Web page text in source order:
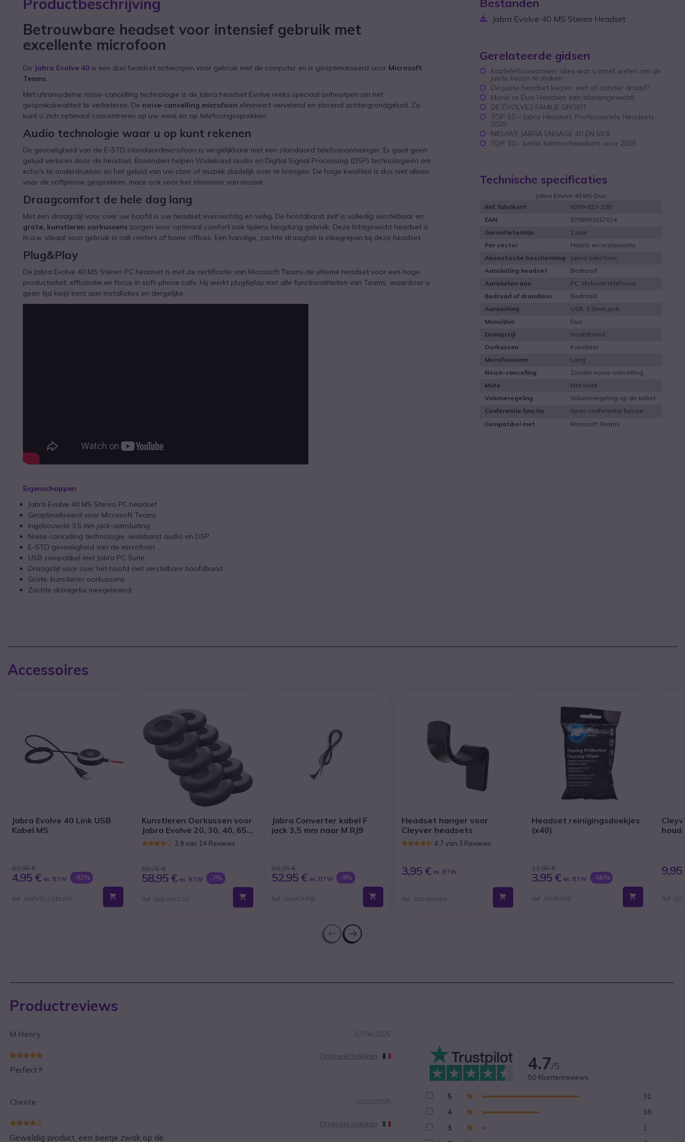
Productbeschrijving
Betrouwbare headset voor intensief gebruik met
excellente microfoon
De Jabra Evolve 40 is een duo headset ontworpen voor gebruik met de computer en is geoptimaliseerd voor Microsoft
Teams
Met ultramoderne noise-cancelling technologie is de Jabra headset Evolve reeks speciaal ontworpen om het
gesprekskwaliteit te verbeteren. De noise-cancelling microfoon elimineert vervelend en storend achtergrondgeluid. Zo
kunt u zich optimaal concentreren op uw werk en op telefoongesprekken.
Audio technologie waar u op kunt rekenen
De gevoeligheid van de E-STD standaardmicrofoon is vergelijkbaar met een standaard telefoonontvanger. Er gaat geen
geluid verloren door de headset. Bovendien helpen Wideband audio en Digital Signal Processing (DSP) technologieën om
echo's te onderdrukken en het geluid van uw stem of muziek duidelijk over te brengen. De hoge kwaliteit is dus niet alleen
voor de softphone gesprekken, maar ook voor het streamen van muziek.
Draagcomfort de hele dag lang
Met een draagstijl voor over uw hoofd is uw headset evenwichtig en veilig. De hoofdband zelf is volledig verstelbaar en
grote, kunstleren oorkussens zorgen voor optimaal comfort ook tijdens langdurig gebruik. Deze lichtgewicht headset is
m.a.w. ideaal voor gebruik in call centers of home offices. Een handige, zachte draagtas is inbegrepen bij deze headset.
Plug&Play
De Jabra Evolve 40 MS Stereo PC headset is met de certificatie van Microsoft Teams de ultieme headset voor een hoge
productiviteit, efficiëntie en focus in soft-phone calls. Hij werkt plug&play met alle functionaliteiten van Teams, waardoor u
geen tijd kwijt bent aan installaties en dergelijke.
Eigenschappen:
Jabra Evolve 40 MS Stereo PC headset
Geoptimaliseerd voor Microsoft Teams
Ingebouwde 3,5 mm jack-aansluiting
Noise-cancelling technologie, wideband audio en DSP
E-STD gevoeligheid van de microfoon
USB compatibel met Jabra PC Suite
Draagstijl voor over het hoofd met verstelbare hoofdband
Grote, kunstleren oorkussens
Zachte draagetui meegeleverd
Jabra Evolve 40 MS Stereo Headset
Gerelateerde gidsen
Koptelefoonvormen: alles wat u moet weten om de
juiste keuze te maken
De juiste headset kiezen: met of zonder draad?
Mono vs Duo Headset: een titanengevecht!
DE EVOLVE2 FAMILIE GROEIT
TOP 10 – Jabra Headset: Professionele Headsets
2025
NIEUWE JABRA ENGAGE 40 EN 50 II
TOP 10 – beste kantoorheadsets voor 2025
Technische specificaties
Jabra Evolve 40 MS Duo
Ref. fabrikant
6399-823-109
EAN
5706991017014
Garantietermijn
2 jaar
Per sector
Hotels en restaurants
Akoestische bescherming
Jabra SafeTone
Aansluiting headset
Bedraad
Aansluiten aan
PC, Mobiele telefoons
Bedraad of draadloos
Bedraad
Aansluiting
USB, 3,5mm jack
Mono/duo
Duo
Draagstijl
Hoofdband
Oorkussen
Kunstleer
Microfoonarm
Lang
Noise-cancelling
Zonder noise-cancelling
Mute
Met Mute
Volumeregeling
Volumeregeling op de kabel
Conferentie functie
Geen conferentie functie
Compatibel met
Microsoft Teams
Accessoires
Jabra Evolve 40 Link USB
Kabel MS
63,95 €
4,95 € ex. BTW -92%
Ref: GNEVOLCABLEM
Kunstleren Oorkussen voor
Jabra Evolve 20, 30, 40, 65
(Pak van 10)3.9 van 14 Reviews
63,75 €
58,95 € ex. BTW -7%
Ref: GNEVOLCOC
Jabra Converter kabel F
jack 3,5 mm naar M RJ9
58,25 €
52,95 € ex. BTW -9%
Ref: GNJACKRJ9
Headset hanger voor
Cleyver headsets
4.7 van 3 Reviews
3,95 € ex. BTW
Ref: ODHANGER
Headset reinigingsdoekjes
(x40)
11,95 €
3,95 € ex. BTW -66%
Ref: AFHEAD2 Ref:
Productreviews
M Henry 07/04/2025
Perfect !!
Origineel bekijken
Cliente 26/03/2025
Geweldig product, een beetje zwak op de
Origineel bekijken
4.7/5
50 Klantenreviews
5
31
4
18
3
1